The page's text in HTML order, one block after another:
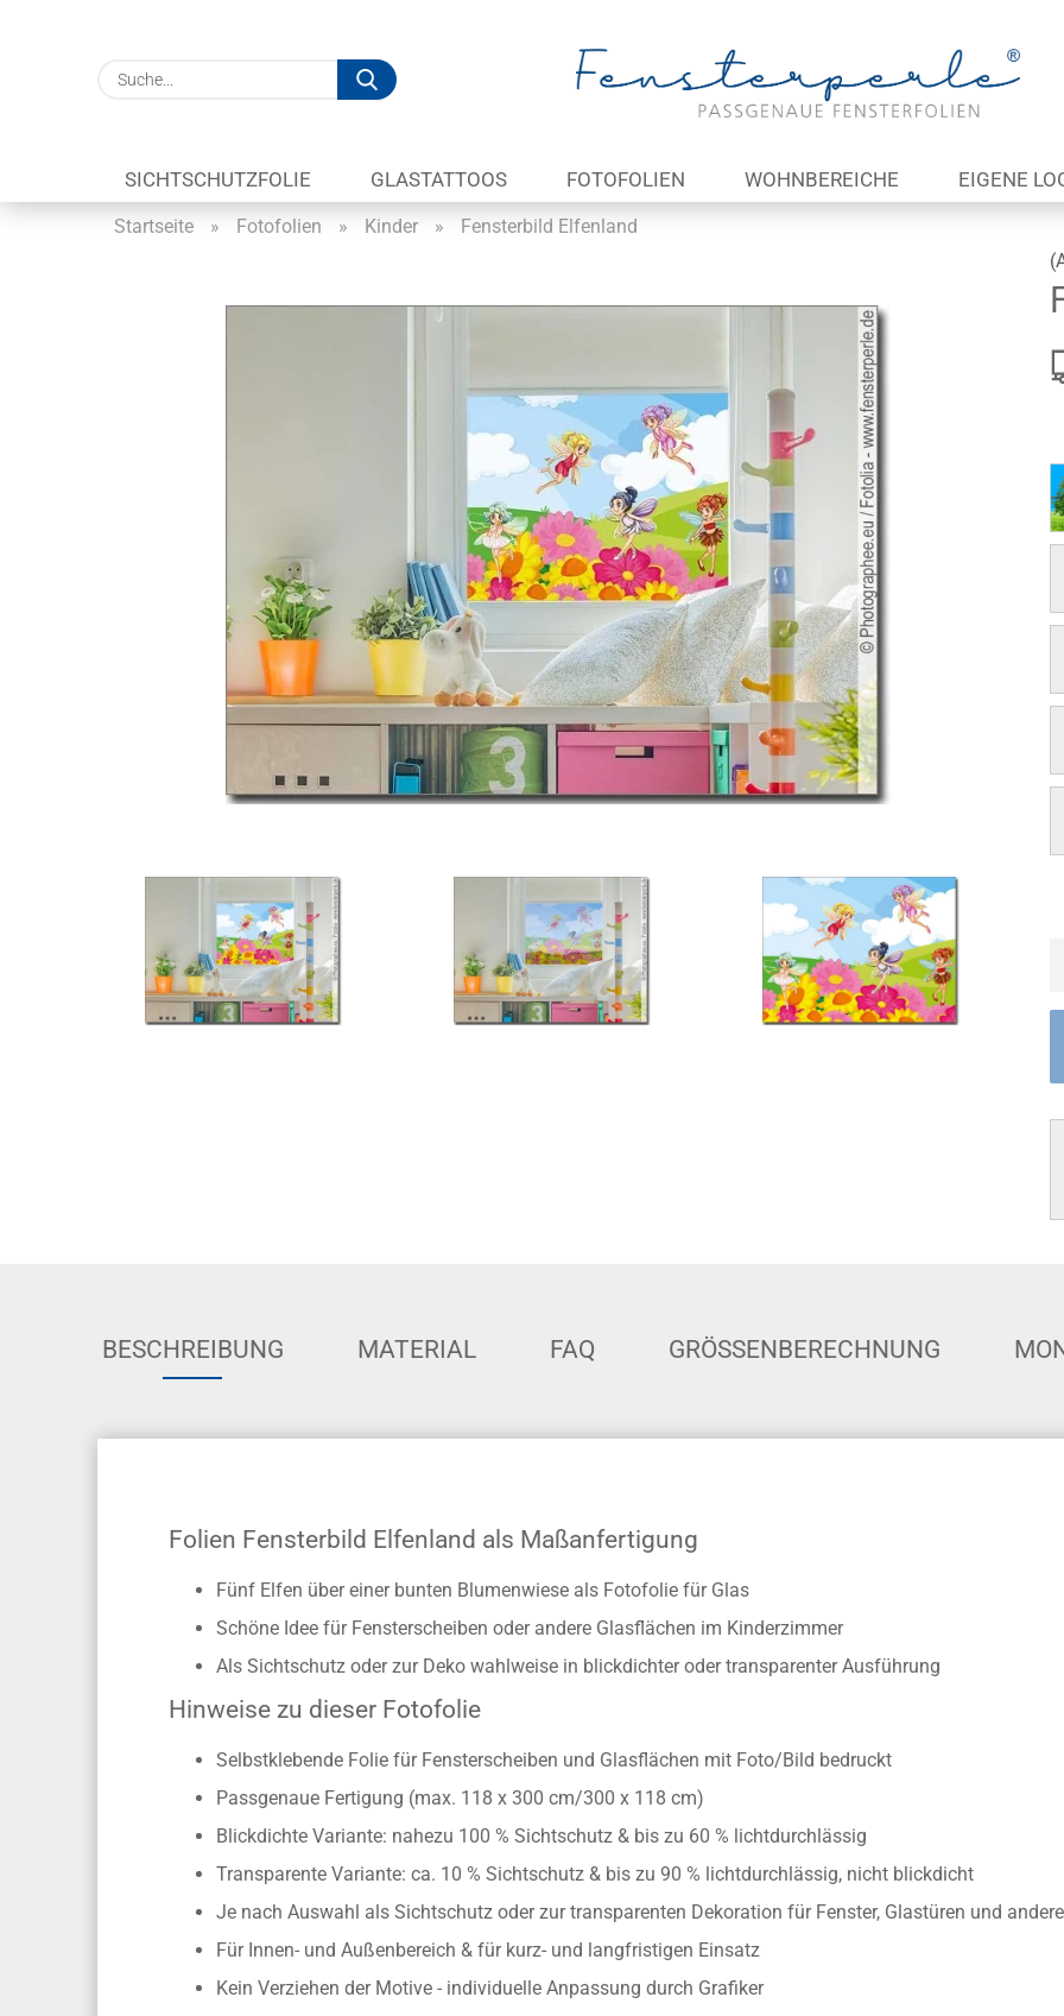
Lieferland
Suche...
SICHTSCHUTZFOLIE GLASTATTOOS FOTOFOLIEN WOHNBEREICHE EIGENE
Startseite » Fotofolien » Kinder »
Fensterbild Elfenland
BESCHREIBUNG MATERIAL FAQ GRÖSSENBERECHNUNG
Folien Fensterbild Elfenland als Maßanfertigung
Fünf Elfen über einer bunten Blumenwiese als Fotofolie für Glas
Schöne Idee für Fensterscheiben oder andere Glasflächen im Kinderzimmer
Als Sichtschutz oder zur Deko wahlweise in blickdichter oder transparenter Ausführung
Hinweise zu dieser Fotofolie
Selbstklebende Folie für Fensterscheiben und Glasflächen mit Foto/Bild bedruckt
Passgenaue Fertigung (max. 118 x 300 cm/300 x 118 cm)
Blickdichte Variante: nahezu 100 % Sichtschutz & bis zu 60 % lichtdurchlässig
Transparente Variante: ca. 10 % Sichtschutz & bis zu 90 % lichtdurchlässig, nicht blickdicht
Je nach Auswahl als Sichtschutz oder zur transparenten Dekoration für Fenster, Glastüren und
Für Innen- und Außenbereich & für kurz- und langfristigen Einsatz
Kein Verziehen der Motive - individuelle Anpassung durch Grafiker